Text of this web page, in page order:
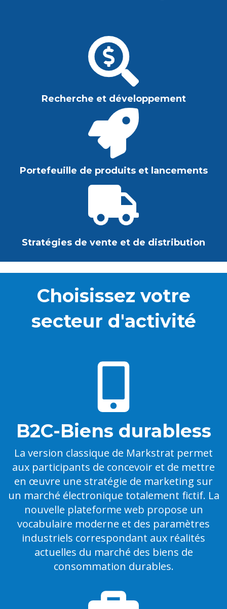
Recherche et développement
Portefeuille de produits et lancements
Stratégies de vente et de distribution
Choisissez votre
secteur d'activité
B2C-Biens durabless
La version classique de Markstrat permet
aux participants de concevoir et de mettre
en œuvre une stratégie de marketing sur
un marché électronique totalement fictif. La
nouvelle plateforme web propose un
vocabulaire moderne et des paramètres
industriels correspondant aux réalités
actuelles du marché des biens de
consommation durables.